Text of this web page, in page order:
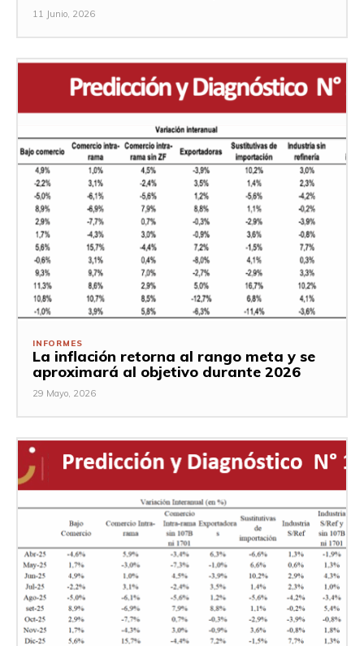
11 Junio, 2026
INFORMES
La inflación retorna al rango meta y se
aproximará al objetivo durante 2026
29 Mayo, 2026